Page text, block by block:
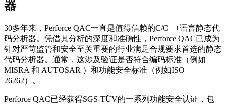
器
30多年来，Perforce QAC一直是值得信赖的C/C ++语言静态代
码分析器。凭借其分析的深度和准确性，Perforce QAC已成为
针对严苛监管和安全至关重要的行业满足合规要求首选的静态
代码分析器。通常，这涉及验证是否符合编码标准（例如
MISRA 和 AUTOSAR ）和功能安全标准（例如ISO
26262）。
Perforce QAC已经获得SGS-TÜV的一系列功能安全认证，包